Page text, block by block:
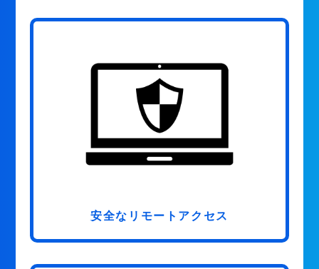
安全なリモートアクセス